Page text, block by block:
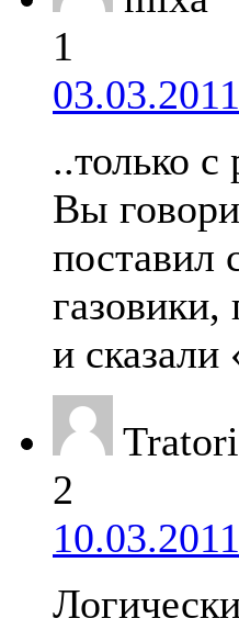
1
..только
Вы
поставил
газовики,
и сказали
2